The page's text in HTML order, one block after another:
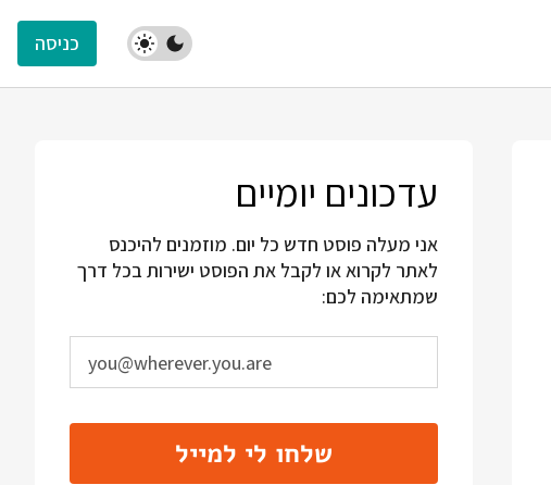
כניסה
עדכונים יומיים
אני מעלה פוסט חדש כל יום. מוזמנים להיכנס
לאתר לקרוא או לקבל את הפוסט ישירות בכל דרך
שמתאימה לכם:
שלחו לי למייל